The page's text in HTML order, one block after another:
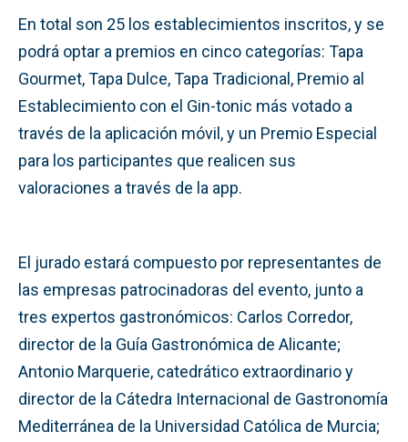
En total son 25 los establecimientos inscritos, y se
podrá optar a premios en cinco categorías: Tapa
Gourmet, Tapa Dulce, Tapa Tradicional, Premio al
Establecimiento con el Gin-tonic más votado a
través de la aplicación móvil, y un Premio Especial
para los participantes que realicen sus
valoraciones a través de la app.
El jurado estará compuesto por representantes de
las empresas patrocinadoras del evento, junto a
tres expertos gastronómicos: Carlos Corredor,
director de la Guía Gastronómica de Alicante;
Antonio Marquerie, catedrático extraordinario y
director de la Cátedra Internacional de Gastronomía
Mediterránea de la Universidad Católica de Murcia;